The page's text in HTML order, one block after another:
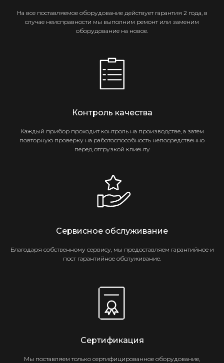
На все поставляемое оборудование действует гарантия 2 года, в
случае неисправности мы выполним ремонт или заменим
оборудование на новое.
Контроль качества
Каждый прибор проходит контроль на производстве, а затем
повторную проверку на работоспособность непосредственно
перед отгрузкой клиенту
Сервисное обслуживание
Благодаря собственному сервису, мы предоставляем гарантийное и
пост гарантийное обслуживание.
Сертификация
Мы поставляем только сертифицированное оборудование,